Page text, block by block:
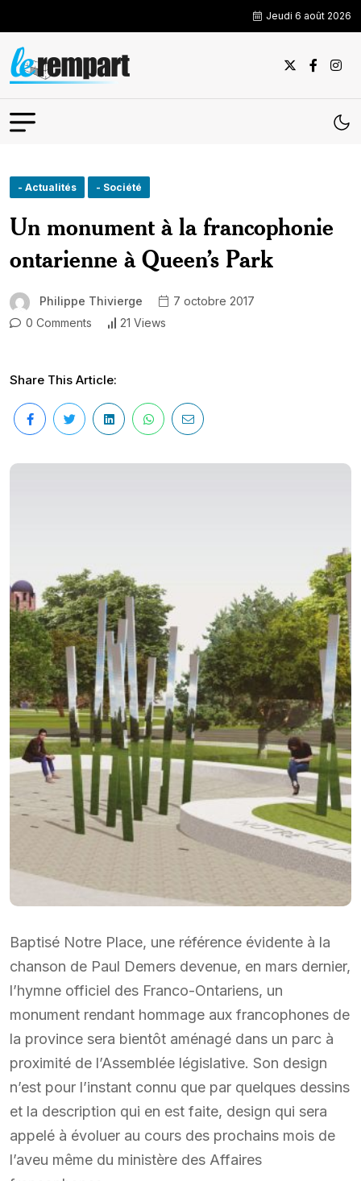
Jeudi 6 août 2026
- Actualités - Société
Un monument à la francophonie
ontarienne à Queen’s Park
Philippe Thivierge
7 octobre 2017
0 Comments
21 Views
Share This Article:
Baptisé Notre Place, une référence évidente à la
chanson de Paul Demers devenue, en mars dernier,
l’hymne officiel des Franco-Ontariens, un
monument rendant hommage aux francophones de
la province sera bientôt aménagé dans un parc à
proximité de l’Assemblée législative. Son design
n’est pour l’instant connu que par quelques dessins
et la description qui en est faite, design qui sera
appelé à évoluer au cours des prochains mois de
l’aveu même du ministère des Affaires